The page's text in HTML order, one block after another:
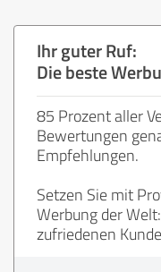
Ihr guter Ruf:
Die beste
85 Prozent aller
Bewertungen
Empfehlungen.
Setzen Sie mit
Werbung der
zufriedenen